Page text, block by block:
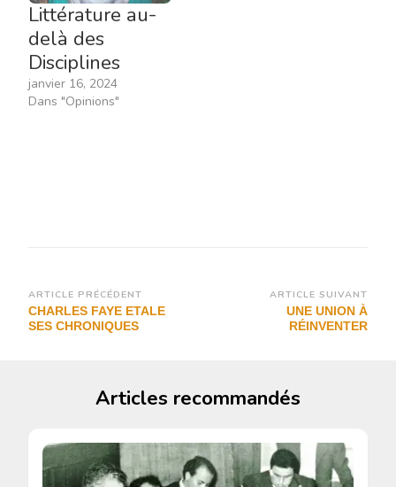
Littérature au-
delà des
Disciplines
janvier 16, 2024
Dans "Opinions"
Navigation
d’article
ARTICLE PRÉCÉDENT
CHARLES FAYE ETALE
SES CHRONIQUES
ARTICLE SUIVANT
UNE UNION À
RÉINVENTER
Articles recommandés